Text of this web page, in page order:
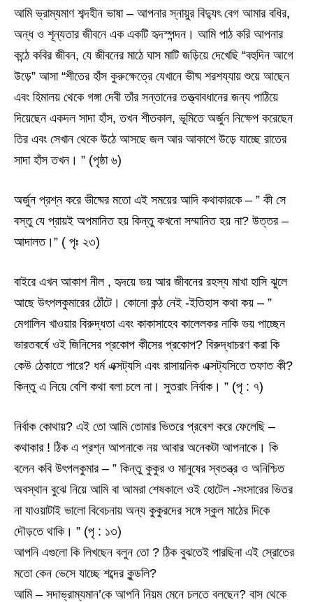
আমি ভ্রাম্যমাণ শব্দহীন ভাষা – আপনার স্নায়ুর বিদ্যুৎ বেগ আমার বধির,
অন্ধ ও শূন্যতার জীবনে এক একটি হৃদস্পন্দন। আমি পাঠ করি আপনার
কন্ঠে কবির জীবন, যে জীবনের মাঠে ঘাস মাটি জড়িয়ে দেখেছি “বহুদিন আগে
উড়ে” আসা “শীতের হাঁস কুরুক্ষেত্রে যেখানে ভীষ্ম শরশয্যায় শুয়ে আছেন
এবং হিমালয় থেকে গঙ্গা দেবী তাঁর সন্তানের তত্ত্বাবধানের জন্য পাঠিয়ে
দিয়েছেন একদল সাদা হাঁস, তখন শীতকাল, ভূমিতে অর্জুন নিক্ষেপ করেছেন
তির এবং সেখান থেকে উঠে আসছে জল আর আকাশে উড়ে যাচ্ছে রাতের
সাদা হাঁস তখন। ” (পৃষ্ঠা ৬)
অর্জুন প্রশ্ন করে ভীষ্মের মতো এই সময়ের আদি কথাকারকে – ” কী সে
বস্তু যে প্রায়ই অপমানিত হয় কিন্তু কখনো সম্মানিত হয় না? উত্তর –
আদালত।” ( পৃঃ ২৩)
বাইরে এখন আকাশ নীল , হৃদয়ে ভয় আর জীবনের রহস্য মাখা হাসি ঝুলে
আছে উৎপলকুমারের ঠোঁটে। কোনো কন্ঠ নেই -ইতিহাস কথা কয় – ”
মেগালিন খাওয়ার বিরুদ্ধতা এবং কাকাসাহেব কালেলকর নাকি ভয় পাচ্ছেন
ভারতবর্ষে ওই জিনিসের প্রকোপ কীসের প্রকোপ? বিরুদ্ধাচরণ করা কি
কেউ ঠেকাতে পারে? ধর্ম এক্সট্যসি এবং রাসায়নিক এক্সট্যসিতে তফাত কী?
কিন্তু এ নিয়ে বেশি কথা বলা চলে না। সুতরাং নির্বাক। ” (পৃ : ৭)
নির্বাক কোথায়? এই তো আমি তোমার ভিতরে প্রবেশ করে ফেলেছি –
কথাকার ! ঠিক এ প্রশ্ন আপনাকে নয় আবার অনেকটা আপনাকে। কি
বলেন কবি উৎপলকুমার – ” কিন্তু কুকুর ও মানুষের স্বতন্ত্র ও অনিশ্চিত
অবস্থান বুঝে নিয়ে আমি বা আমরা শেষকালে ওই হোটেল -সংসারের ভিতর
না যাওয়াটাই ভালো বিবেচনায় অন্য কুকুরদের সঙ্গে স্কুল মাঠের দিকে
দৌড়তে থাকি। ” (পৃ : ১৩)
আপনি এগুলো কি লিখছেন বলুন তো ? ঠিক বুঝতেই পারছিনা এই স্রোতের
মতো কেন ভেসে যাচ্ছে শব্দের কুন্ডলি?
আমি – সদাভ্রাম্যমান’কে আপনি নিয়ম মেনে চলতে বলছেন? বাস থেকে